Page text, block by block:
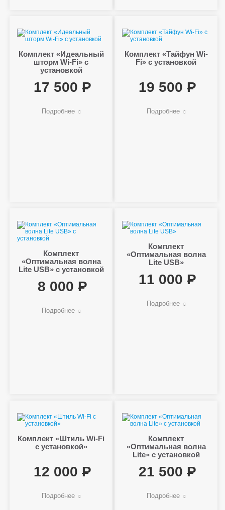
Комплект «Идеальный
шторм Wi-Fi» с
установкой
17 500
Подробнее
Комплект «Тайфун Wi-
Fi» с установкой
19 500
Подробнее
Комплект
«Оптимальная волна
Lite USB» с установкой
8 000
Подробнее
Комплект
«Оптимальная волна
Lite USB»
11 000
Подробнее
Комплект «Штиль Wi-Fi
с установкой»
12 000
Подробнее
Комплект
«Оптимальная волна
Lite» с установкой
21 500
Подробнее